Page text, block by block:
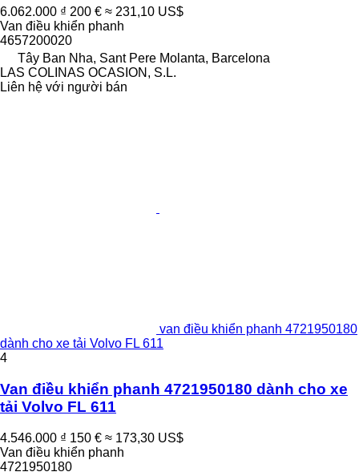
6.062.000 ₫ 200 € ≈ 231,10 US$
Van điều khiển phanh
4657200020
Tây Ban Nha, Sant Pere Molanta, Barcelona
LAS COLINAS OCASION, S.L.
Liên hệ với người bán
van điều khiển phanh 4721950180
dành cho xe tải Volvo FL 611
4
Van điều khiển phanh 4721950180 dành cho xe
tải Volvo FL 611
4.546.000 ₫ 150 € ≈ 173,30 US$
Van điều khiển phanh
4721950180